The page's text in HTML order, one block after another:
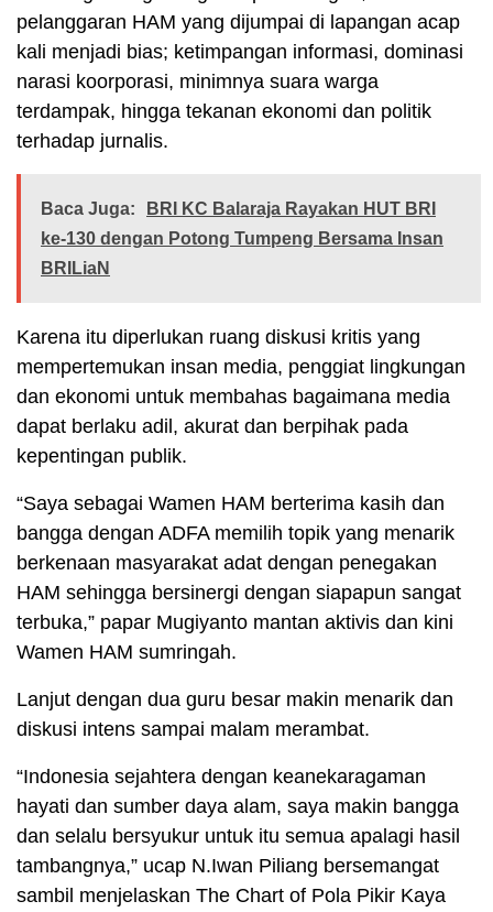
pelanggaran HAM yang dijumpai di lapangan acap
kali menjadi bias; ketimpangan informasi, dominasi
narasi koorporasi, minimnya suara warga
terdampak, hingga tekanan ekonomi dan politik
terhadap jurnalis.
Baca Juga:
BRI KC Balaraja Rayakan HUT BRI
ke-130 dengan Potong Tumpeng Bersama Insan
BRILiaN
Karena itu diperlukan ruang diskusi kritis yang
mempertemukan insan media, penggiat lingkungan
dan ekonomi untuk membahas bagaimana media
dapat berlaku adil, akurat dan berpihak pada
kepentingan publik.
“Saya sebagai Wamen HAM berterima kasih dan
bangga dengan ADFA memilih topik yang menarik
berkenaan masyarakat adat dengan penegakan
HAM sehingga bersinergi dengan siapapun sangat
terbuka,” papar Mugiyanto mantan aktivis dan kini
Wamen HAM sumringah.
Lanjut dengan dua guru besar makin menarik dan
diskusi intens sampai malam merambat.
“Indonesia sejahtera dengan keanekaragaman
hayati dan sumber daya alam, saya makin bangga
dan selalu bersyukur untuk itu semua apalagi hasil
tambangnya,” ucap N.Iwan Piliang bersemangat
sambil menjelaskan The Chart of Pola Pikir Kaya